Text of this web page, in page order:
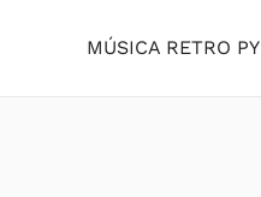
MÚSICA RETRO PY